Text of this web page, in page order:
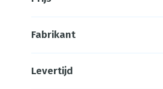
Fabrikant
Levertijd